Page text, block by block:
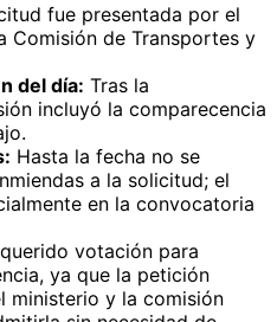
fue presentada por el
Comisión de Transportes y
del día: Tras la
incluyó la comparecencia
Hasta la fecha no se
a la solicitud; el
en la convocatoria
votación para
ya que la petición
ministerio y la comisión